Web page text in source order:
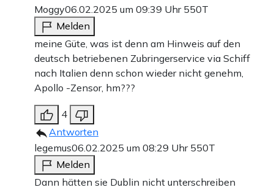
Moggy06.02.2025 um 09:39 Uhr 550T
Melden
meine Güte, was ist denn am Hinweis auf den
deutsch betriebenen Zubringerservice via Schiff
nach Italien denn schon wieder nicht genehm,
Apollo -Zensor, hm???
4
Antworten
legemus06.02.2025 um 08:29 Uhr 550T
Melden
Dann hätten sie Dublin nicht unterschreiben